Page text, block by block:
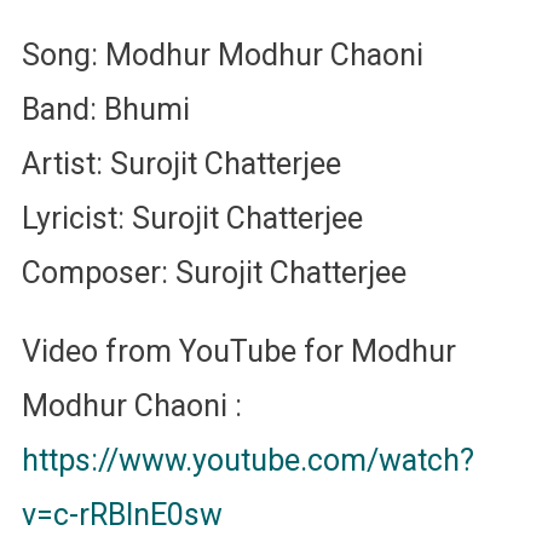
Song: Modhur Modhur Chaoni
Band: Bhumi
Artist: Surojit Chatterjee
Lyricist: Surojit Chatterjee
Composer: Surojit Chatterjee
Video from YouTube for Modhur
Modhur Chaoni :
https://www.youtube.com/watch?
v=c-rRBInE0sw